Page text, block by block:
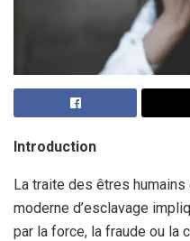
Introduction
La traite des êtres
moderne d’esclavage
par la force, la fraude ou la